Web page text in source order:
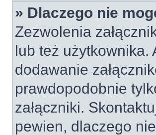
» Dlaczego nie
Zezwolenia
lub też użytkownika.
dodawanie
prawdopodobnie
załączniki.
pewien, dlaczego